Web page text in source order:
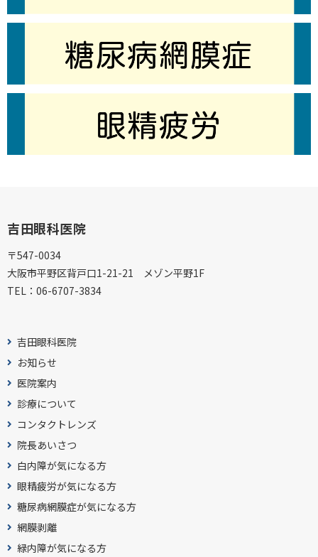
吉田眼科医院
〒547-0034
大阪市平野区背戸口1-21-21 メゾン平野1F
TEL： 06-6707-3834
吉田眼科医院
お知らせ
医院案内
診療について
コンタクトレンズ
院長あいさつ
白内障が気になる方
眼精疲労が気になる方
糖尿病網膜症が気になる方
網膜剥離
緑内障が気になる方